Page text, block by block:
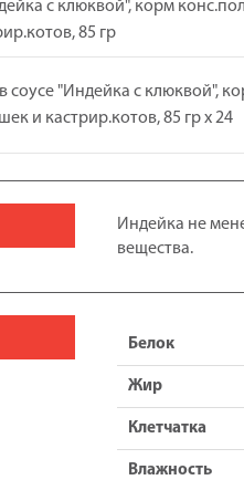
с клюквой", корм
85 гр
соусе "Индейка с клюквой",
и кастрир.котов, 85 гр x 24
Индейка не
вещества.
Белок
Жир
Клетчатка
Влажность